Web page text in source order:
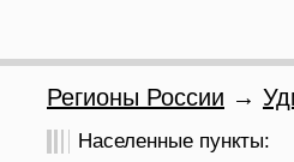
Регионы России →
Населенные пункты: